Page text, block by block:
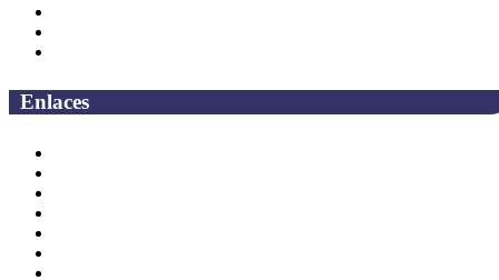
Enlaces